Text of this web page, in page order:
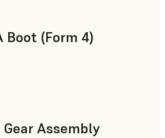
Boot (Form 4)
Assembly